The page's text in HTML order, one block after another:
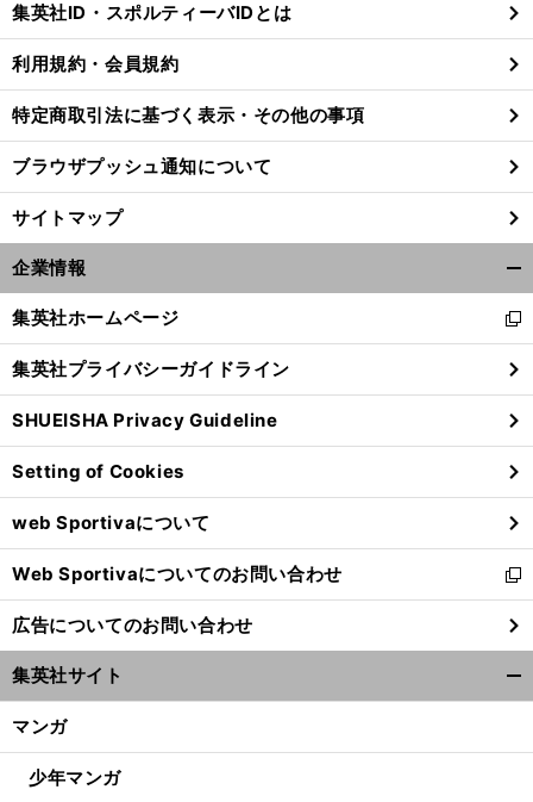
る
集英社ID・スポルティーバIDとは
利用規約・会員規約
特定商取引法に基づく表示・その他の事項
ブラウザプッシュ通知について
サイトマップ
企業情報
閉
る
集英社ホームページ
新
し
い
ウ
ィ
ン
ド
ウ
で
開
く
集英社プライバシーガイドライン
SHUEISHA Privacy Guideline
Setting of Cookies
web Sportivaについて
Web Sportivaについてのお問い合わせ
新
し
い
ウ
ィ
ン
ウ
広告についてのお問い合わせ
集英社サイト
マンガ
少年マンガ